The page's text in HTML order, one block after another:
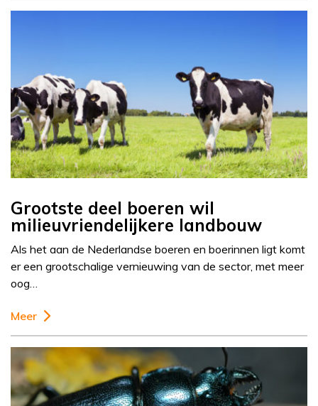
Grootste deel boeren wil
milieuvriendelijkere landbouw
Als het aan de Nederlandse boeren en boerinnen ligt komt
er een grootschalige vernieuwing van de sector, met meer
oog…
Meer